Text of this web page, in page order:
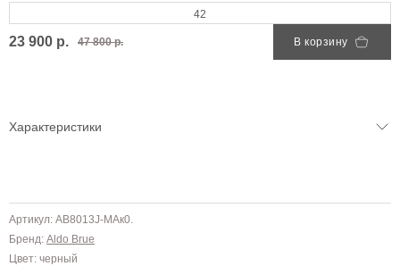
42
23 900 р. 47 800 р. В корзину
Характеристики
Артикул: AB8013J-MAк0.
Бренд: Aldo Brue
Цвет: черный